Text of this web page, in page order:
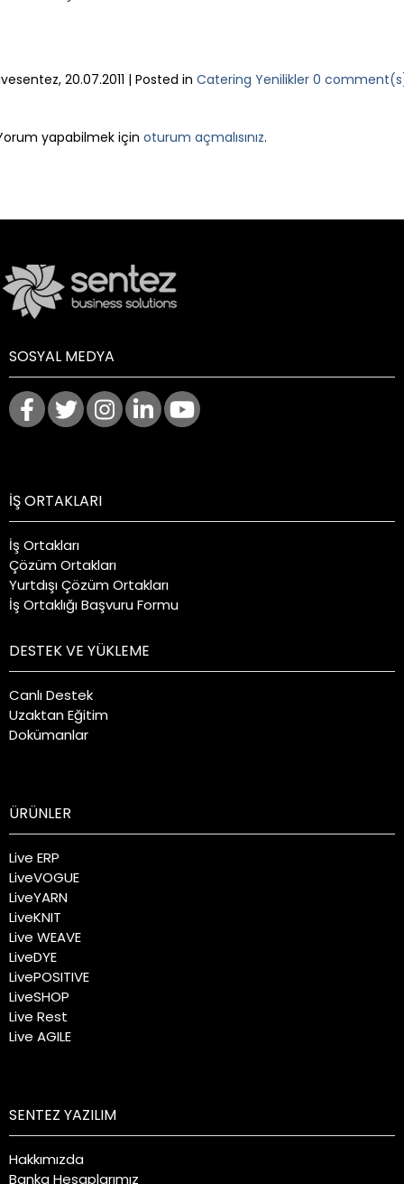
, 20.07.2011 | Posted in Catering Yenilikler 0
yapabilmek için oturum açmalısınız.
SOSYAL MEDYA
İŞ ORTAKLARI
İş Ortakları
Çözüm Ortakları
Yurtdışı Çözüm Ortakları
İş Ortaklığı Başvuru Formu
DESTEK VE YÜKLEME
Canlı Destek
Uzaktan Eğitim
Dokümanlar
ÜRÜNLER
Live ERP
LiveVOGUE
LiveYARN
LiveKNIT
Live WEAVE
LiveDYE
LivePOSITIVE
LiveSHOP
Live Rest
Live AGILE
SENTEZ YAZILIM
Hakkımızda
Banka Hesaplarımız